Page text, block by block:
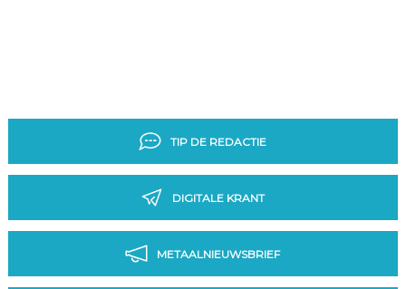
TIP DE REDACTIE
DIGITALE KRANT
METAALNIEUWSBRIEF